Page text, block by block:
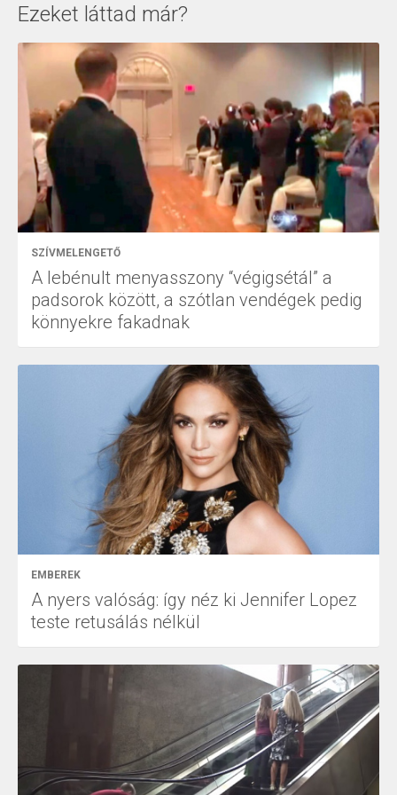
Ezeket láttad már?
SZÍVMELENGETŐ
A lebénult menyasszony “végigsétál” a
padsorok között, a szótlan vendégek pedig
könnyekre fakadnak
EMBEREK
A nyers valóság: így néz ki Jennifer Lopez
teste retusálás nélkül